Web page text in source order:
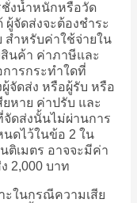
ชั่งน้ำหนักหรือวัด
จัดส่งจะต้องชำระ
สำหรับค่าใช้จ่ายใน
นค้า ค่าภาษีและ
ารกระทำใดที่
จัดส่ง หรือผู้รับ หรือ
หาย ค่าปรับ และ
ดส่งนั้นไม่ผ่านการ
ดไว้ในข้อ 2 ใน
ติเมตร อาจจะมีค่า
2,000 บาท
ะในกรณีความเสีย